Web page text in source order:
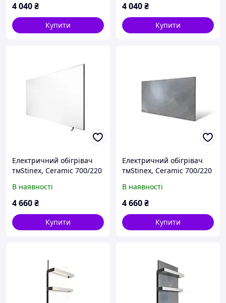
4 040₴
Купити
4 040₴
Купити
Електричний обігрівач
тмStinex, Ceramic 700/220
В наявності
4 660₴
Купити
Електричний обігрівач
тмStinex, Ceramic 700/220
В наявності
4 660₴
Купити